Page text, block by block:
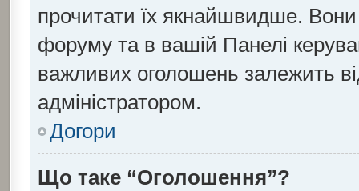
прочитати їх якнайшвидше. Вони
форуму та в вашій Панелі
важливих оголошень залежить
адміністратором.
Догори
Що таке “Оголошення”?